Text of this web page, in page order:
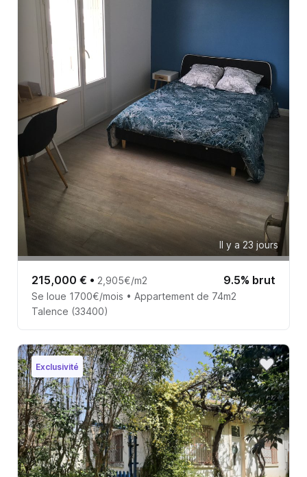
Il y a 23 jours
215,000 € • 2,905€/m2 9.5% brut
Se loue 1700€/mois • Appartement de 74m2
Talence (33400)
Exclusivité